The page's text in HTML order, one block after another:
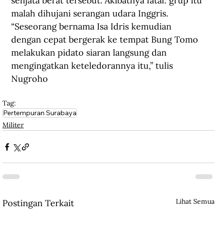
malah dihujani serangan udara Inggris.
“Seseorang bernama Isa Idris kemudian
dengan cepat bergerak ke tempat Bung Tomo
melakukan pidato siaran langsung dan
mengingatkan keteledorannya itu,” tulis
Nugroho
Tag:
Pertempuran Surabaya
Militer
Postingan Terkait Lihat Semua